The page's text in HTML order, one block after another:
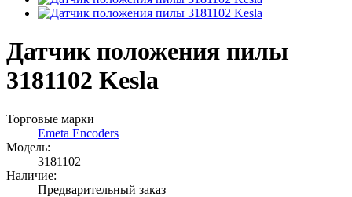
Датчик положения пилы
3181102 Kesla
Торговые марки
Emeta Encoders
Модель:
3181102
Наличие:
Предварительный заказ